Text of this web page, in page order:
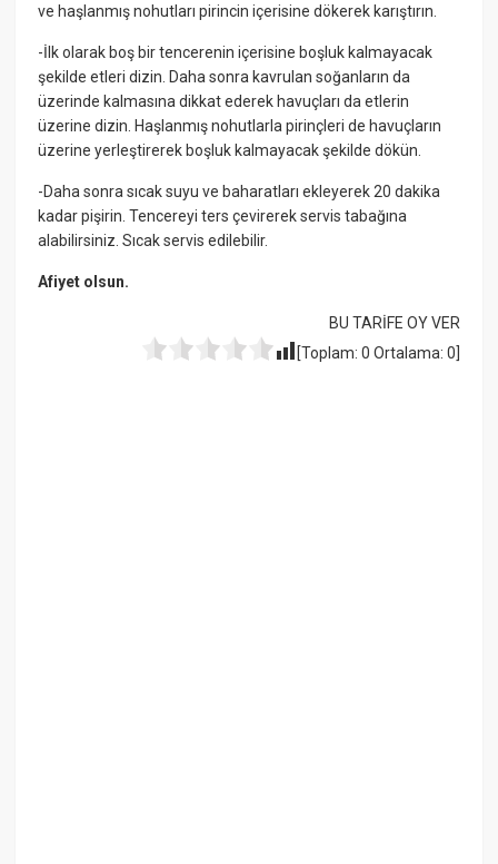
ve haşlanmış nohutları pirincin içerisine dökerek karıştırın.
-İlk olarak boş bir tencerenin içerisine boşluk kalmayacak
şekilde etleri dizin. Daha sonra kavrulan soğanların da
üzerinde kalmasına dikkat ederek havuçları da etlerin
üzerine dizin. Haşlanmış nohutlarla pirinçleri de havuçların
üzerine yerleştirerek boşluk kalmayacak şekilde dökün.
-Daha sonra sıcak suyu ve baharatları ekleyerek 20 dakika
kadar pişirin. Tencereyi ters çevirerek servis tabağına
alabilirsiniz. Sıcak servis edilebilir.
Afiyet olsun.
BU TARİFE OY VER
[Toplam: 0 Ortalama: 0